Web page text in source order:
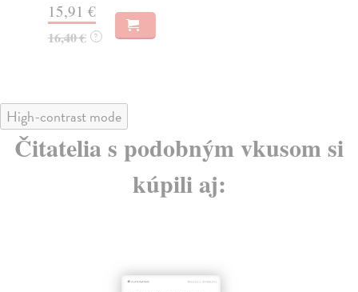
15,91 €
16,40 € ?
High-contrast mode
Čitatelia s podobným vkusom si
kúpili aj: